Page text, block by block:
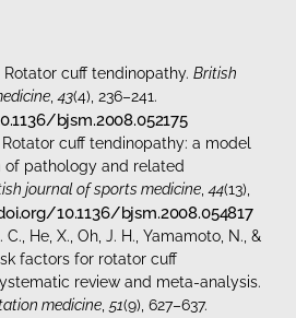
Rotator cuff tendinopathy.British
,43(4), 236–241.
bjsm.2008.052175
Rotator cuff tendinopathy: a model
of pathology and related
journal of sports medicine ,44(13),
10.1136/bjsm.2008.054817
C., He, X., Oh, J. H., Yamamoto, N., &
factors for rotator cuff
review and meta-analysis.
medicine ,51(9), 627–637.